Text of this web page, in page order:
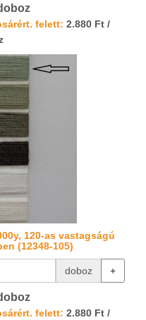
felett: 2.880 Ft /
120-as vastagságú
(12348-105)
doboz +
felett: 2.880 Ft /